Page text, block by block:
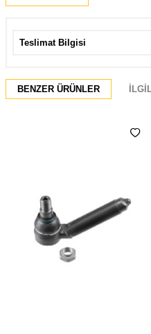
Teslimat Bilgisi
BENZER ÜRÜNLER